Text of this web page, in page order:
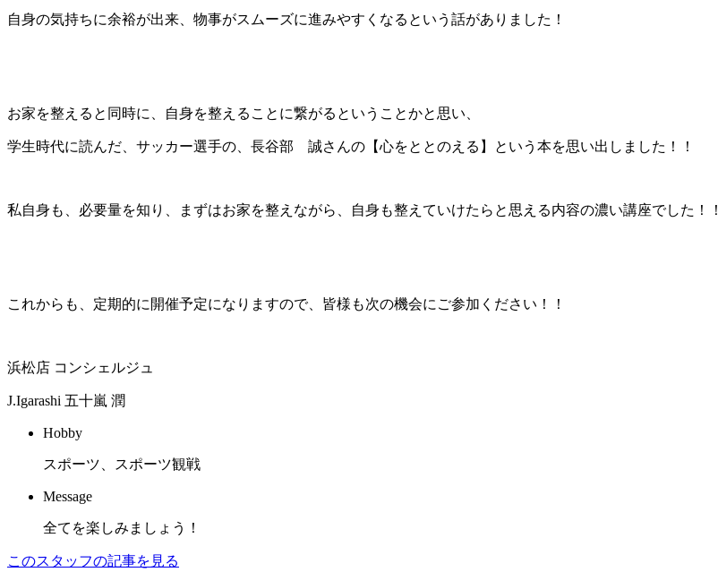
自身の気持ちに余裕が出来、物事がスムーズに進みやすくなるという話がありました！
お家を整えると同時に、自身を整えることに繋がるということかと思い、
学生時代に読んだ、サッカー選手の、長谷部 誠さんの【心をととのえる】という本を思い出しました！！
私自身も、必要量を知り、まずはお家を整えながら、自身も整えていけたらと思える内容の濃い講座でした！！
これからも、定期的に開催予定になりますので、皆様も次の機会にご参加ください！！
浜松店 コンシェルジュ
J.Igarashi 五十嵐 潤
Hobby
スポーツ、スポーツ観戦
Message
全てを楽しみましょう！
このスタッフの記事を見る